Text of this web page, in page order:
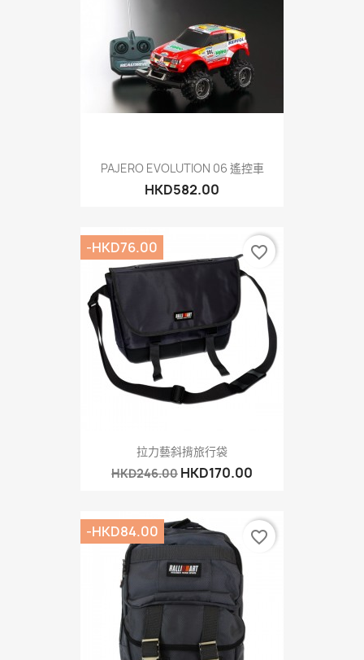
PAJERO EVOLUTION 06 遙控車
HKD582.00
拉力藝斜揹旅行袋
HKD246.00 HKD170.00
-HKD76.00 favorite_border
-HKD84.00 favorite_border